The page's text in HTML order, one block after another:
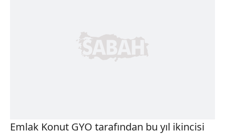
Emlak Konut GYO tarafından bu yıl ikincisi